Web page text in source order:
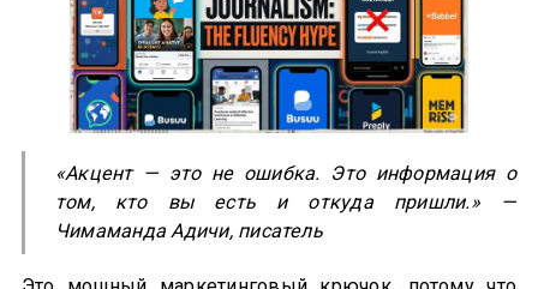
«Акцент — это не ошибка. Это информация о
том, кто вы есть и откуда пришли.» —
Чимаманда Адичи, писатель